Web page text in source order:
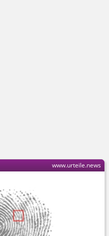
www.urteile.news